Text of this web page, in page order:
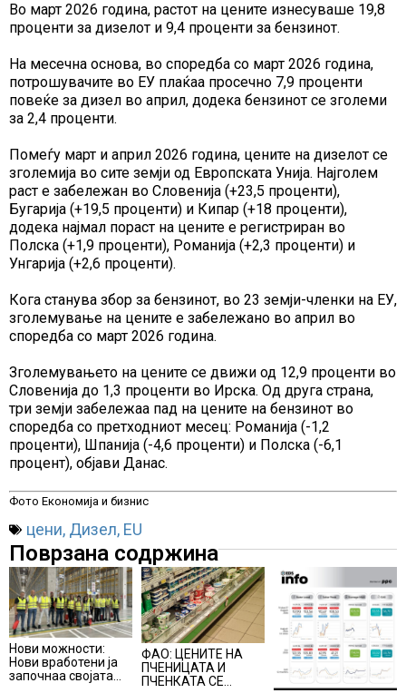
Во март 2026 година, растот на цените изнесуваше 19,8
проценти за дизелот и 9,4 проценти за бензинот.
На месечна основа, во споредба со март 2026 година,
потрошувачите во ЕУ плаќаа просечно 7,9 проценти
повеќе за дизел во април, додека бензинот се зголеми
за 2,4 проценти.
Помеѓу март и април 2026 година, цените на дизелот се
зголемија во сите земји од Европската Унија. Најголем
раст е забележан во Словенија (+23,5 проценти),
Бугарија (+19,5 проценти) и Кипар (+18 проценти),
додека најмал пораст на цените е регистриран во
Полска (+1,9 проценти), Романија (+2,3 проценти) и
Унгарија (+2,6 проценти).
Кога станува збор за бензинот, во 23 земји-членки на ЕУ,
зголемување на цените е забележано во април во
споредба со март 2026 година.
Зголемувањето на цените се движи од 12,9 проценти во
Словенија до 1,3 проценти во Ирска. Од друга страна,
три земји забележаа пад на цените на бензинот во
споредба со претходниот месец: Романија (-1,2
проценти), Шпанија (-4,6 проценти) и Полска (-6,1
процент), објави Данас.
Фото Економија и бизнис
цени, Дизел, EU
Поврзана содржина
Нови можности:
Нови вработени ја
започнаа својата
ФАО: ЦЕНИТЕ НА
ПЧЕНИЦАТА И
ПЧЕНКАТА СЕ